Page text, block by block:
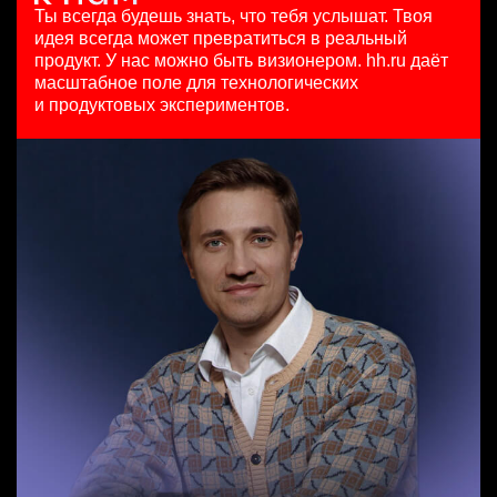
4 авг. 2026
150000 ₽
Ярославль
HeadHunter::Коммерческий департамент
Ташкент
Менеджер по продажам в сегменте малого и среднего
бизнеса
HeadHunter::Телефонные продажи
24 июл. 2026
з/п не указана
Ташкент
Senior ML Engineer — Matching / NLP
HeadHunter::Analytics/Data Science
4 авг. 2026
Москва
Ты всегда будешь знать, что тебя услышат. Твоя
идея всегда может превратиться в реальный
продукт. У нас можно быть визионером. hh.ru даёт
масштабное поле для технологических
и продуктовых экспериментов.